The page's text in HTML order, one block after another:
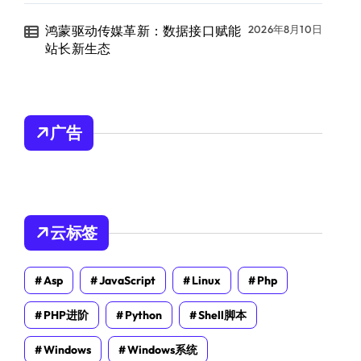
鸿蒙驱动传媒革新：数据接口赋能
站长新生态
2026年8月10日
广告
云标签
Asp JavaScript Linux Php
PHP进阶 Python Shell脚本
Windows Windows系统